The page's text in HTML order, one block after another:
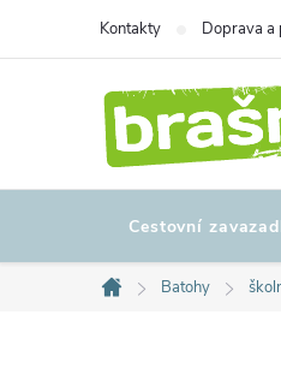
Kontakty Doprava a
Cestovní
Domů
Batohy